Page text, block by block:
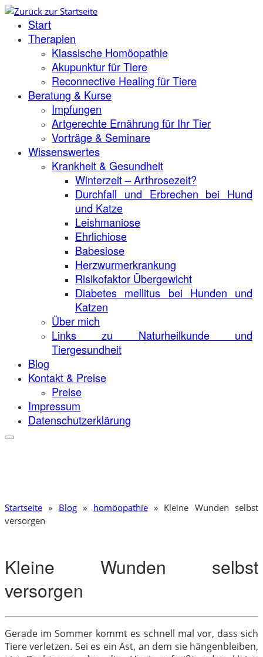
Zum
Inhalt
springen
Start
Therapien
Klassische Homöopathie
Akupunktur für Tiere
Reconnective Healing für Tiere
Beratung & Kurse
Impfungen
Artgerechte Ernährung für Ihr Tier
Vorträge & Seminare
Wissenswertes
Krankheit & Gesundheit
Winterzeit – Arthrosezeit?
Durchfall und Erbrechen bei Hund
und Katze
Leishmaniose
Ehrlichiose
Babesiose
Herzwurmerkrankung
Risikofaktor Übergewicht
Diabetes mellitus bei Hunden und
Katzen
Über mich
Links zu Naturheilkunde und
Tiergesundheit
Blog
Kontakt & Preise
Preise
Impressum
Datenschutzerklärung
Startseite » Blog » homöopathie » Kleine Wunden selbst
versorgen
Kleine Wunden selbst
versorgen
Gerade im Sommer kommt es schnell mal vor, dass sich
Tiere verletzen. Sei es ein Ast, an dem sie hängenbleiben,